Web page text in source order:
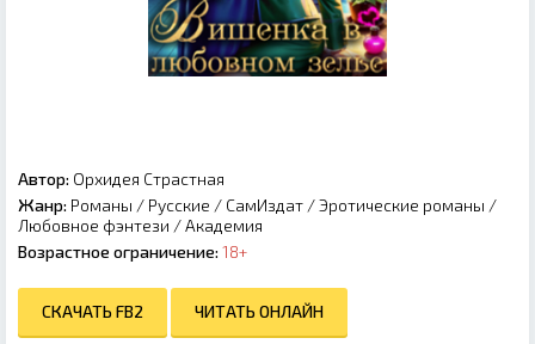
Автор: Орхидея Страстная
Жанр: Романы / Русские / СамИздат /Эротические романы /
Любовное фэнтези /Академия
Возрастное ограничение: 18+
СКАЧАТЬ FB2 ЧИТАТЬ ОНЛАЙН